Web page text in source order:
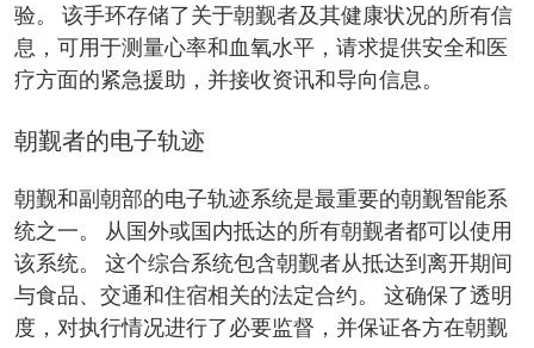
验。 该手环存储了关于朝觐者及其健康状况的所有信
息，可用于测量心率和血氧水平，请求提供安全和医
疗方面的紧急援助，并接收资讯和导向信息。
朝觐者的电子轨迹
朝觐和副朝部的电子轨迹系统是最重要的朝觐智能系
统之一。 从国外或国内抵达的所有朝觐者都可以使用
该系统。 这个综合系统包含朝觐者从抵达到离开期间
与食品、交通和住宿相关的法定合约。 这确保了透明
度，对执行情况进行了必要监督，并保证各方在朝觐